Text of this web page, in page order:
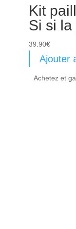
Kit
Si si
39.90€
Ajouter
Achetez et